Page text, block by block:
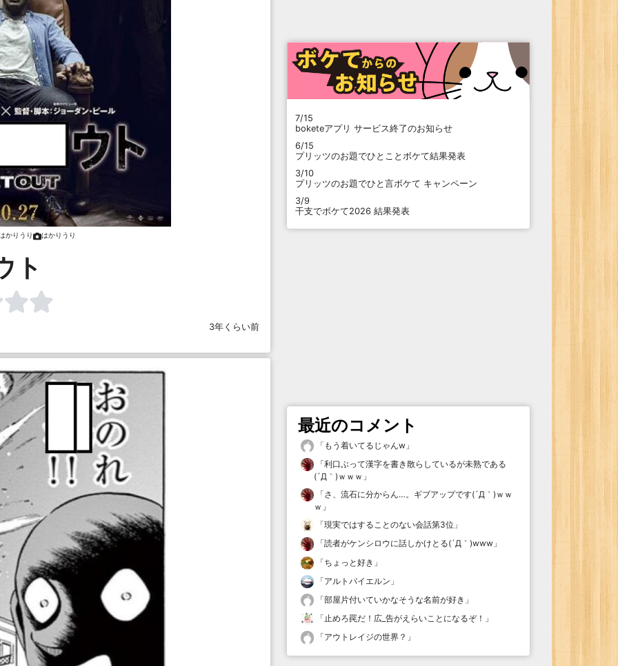
かりうり はかりうり
ト
3年くらい前
7/15
boketeアプリ サービス終了のお知らせ
6/15
プリッツのお題でひとことボケて結果発表
3/10
プリッツのお題でひと言ボケて キャンペーン
3/9
干支でボケて2026 結果発表
最近のコメント
「 もう着いてるじゃんw 」
「利口ぶって漢字を書き散らしているが未熟である
(´Д｀)ｗｗｗ 」
「さ、流石に分からん…。ギブアップです(´Д｀)ｗｗ
ｗ 」
「現実ではすることのない会話第3位 」
「読者がケンシロウに話しかけとる(´Д｀)www 」
「ちょっと好き 」
「アルトバイエルン 」
「部屋片付いていかなそうな名前が好き 」
「止めろ罠だ！広_告がえらいことになるぞ！ 」
「アウトレイジの世界？ 」